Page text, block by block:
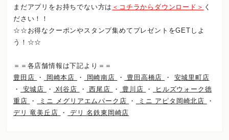
まだアプリをお持ちでない方は ＜コチラからダウンロード＞ く
ださい！！
☆☆お得なクーポンやスタンプ集めてプレゼントをGETしよ
う！☆☆
＝＝各店舗情報は下記より＝＝
豊田店
・ 岡崎本店 ・ 岡崎南店 ・ 豊田高橋店 ・
安城里町店
・
安城店 ・ 刈谷店 ・ 西尾店 ・ 豊川店 ・
ヒルズウォーク徳
重店
・ ミニ メグリアエムパーク店 ・ ミニ アピタ岡崎北店
・
デリ 竜美丘店
・ デリ 名鉄東岡崎店